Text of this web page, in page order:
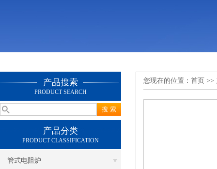
产品搜索
PRODUCT SEARCH
产品分类
PRODUCT CLASSIFICATION
管式电阻炉
您现在的位置： 首页 >>